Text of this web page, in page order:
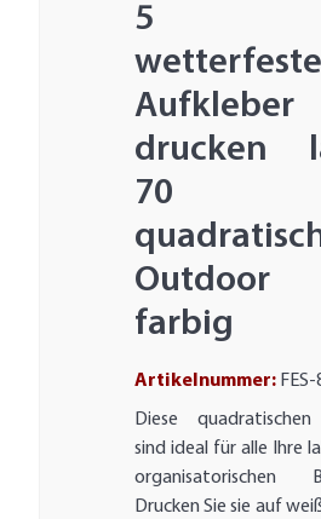
5
wetterfeste
Aufkleber
drucken
70
Outdoor
farbig
Artikelnummer: FES-
Diese
sind ideal für alle Ihre
organisatorischen
Drucken Sie sie auf